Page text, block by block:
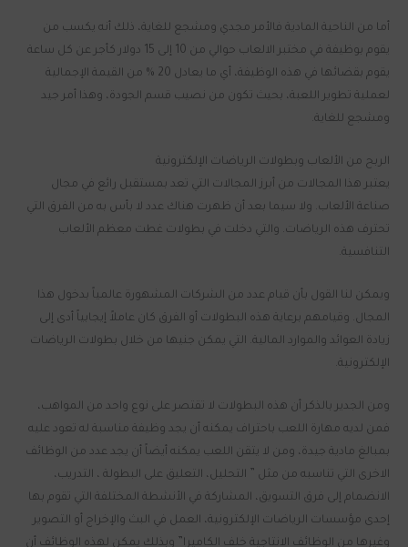
أما من الناحية المادية فالأمر مجدي ومشجع للغاية، ذلك أنه يكسب من
يقوم بوظيفة في مختبر الالعاب حوالي من 10 إلى 15 دولار كأجر عن كل ساعة
يقوم بقضائها في هذه الوظيفة، أي ما يعادل 20 % من القيمة الإجمالية
لعملية تطوير اللعبة، بحيث تكون من نصيب قسم الجودة، وهذا أمر جيد
ومشجع للغاية.
الربح من الألعاب وبطولات الرياضات الإلكترونية
يعتبر هذا المجالات من أبرز المجالات التي تعد بمستقبل رائع في مجال
صناعة الألعاب. ولا سيما بعد أن ظهرت هناك عدد لا بأس به من الفرق التي
تحترف هذه الرياضات. والتي دخلت في بطولات غطت معظم الألعاب
التنافسية.
ويمكن لنا القول بأن قيام عدد من الشركات المشهورة عالمياً بدخول هذا
المجال. وقيامهم برعاية هذه البطولات أو الفرق كان عاملاً إيجابياً أدى إلى
زيادة العوائد والموارد المالية. التي يمكن جنيها من خلال بطولات الرياضات
الإلكترونية.
ومن الجدير بالذكر أن هذه البطولات لا تقتصر على نوع واحد من المواهب،
فمن لديه مهارة اللعب باحتراف يمكنه أن يجد وظيفة مناسبة له تعود عليه
بمبالغ مادية جيدة، ومن لا يتقن اللعب يمكنه أيضاً أن يجد عدد من الوظائف
الاخرى التي تناسبه من مثل ” التحليل، التعليق على البطولة ، التدريب،
الانضمام إلى فرق التسويق، المشاركة في الأنشطة المختلفة التي تقوم بها
إحدى مؤسسات الرياضات الإلكترونية، العمل في البث والإخراج أو التصوير
وغيرها من الوظائف الانتاجية خلف الكاميرا” وبذلك يمكن لهذه الوظائف أن